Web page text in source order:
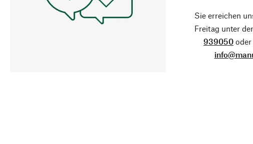
Sie erreichen
Freitag unter
939050